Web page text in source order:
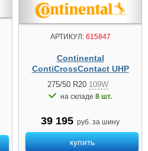
АРТИКУЛ:615847
Continental
ContiCrossContact UHP
275/50 R20 109W
на складе 8 шт.
39 195 руб. за шину
купить